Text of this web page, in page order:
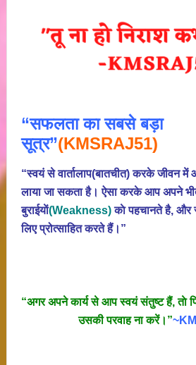
“सफलता का सबसे बड़ा
सूत्र”(KMSRAJ51)
“स्वयं से वार्तालाप(बातचीत) करके जीवन में
लाया जा सकता है। ऐसा करके आप अपने
बुराईयाें(Weakness)काे पहचानते है, और
लिए प्रोत्साहित करते हैं।”
“अगर अपने कार्य से आप स्वयं संतुष्ट हैं, ताे
उसकी परवाह ना करें।”